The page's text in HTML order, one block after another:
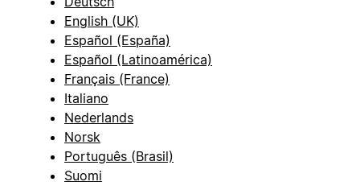
English (UK)
Español (España)
Español (Latinoamérica)
Français (France)
Italiano
Nederlands
Norsk
Português (Brasil)
Suomi